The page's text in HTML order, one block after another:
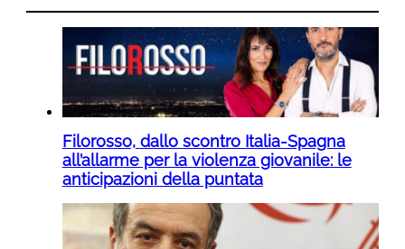
Filorosso, dallo scontro Italia-Spagna
all’allarme per la violenza giovanile: le
anticipazioni della puntata